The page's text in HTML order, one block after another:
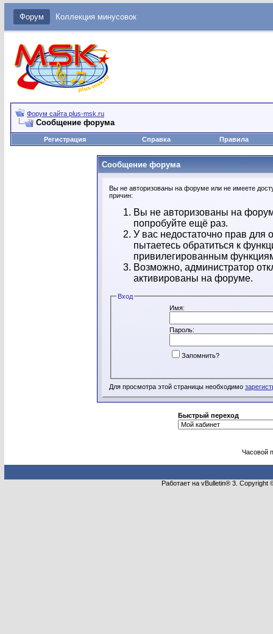
Форум Коллекция минусовок
Форум сайта plus-msk.ru
Сообщение форума
Регистрация Справка Правила
Сообщение форума
Вы не авторизованы на форуме или не имеете
причин:
Вы не авторизованы на
попробуйте ещё раз.
У вас недостаточно прав
пытаетесь обратиться к
привилегированным
Возможно, администратор
активированы на форуме.
Вход
Имя:
Пароль:
Запомнить?
Для просмотра этой страницы необходимо
Быстрый переход
Часовой
Работает на vBulletin® 3.